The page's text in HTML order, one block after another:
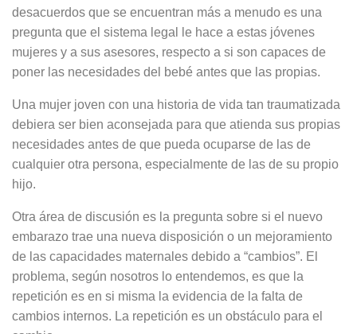
desacuerdos que se encuentran más a menudo es una
pregunta que el sistema legal le hace a estas jóvenes
mujeres y a sus asesores, respecto a si son capaces de
poner las necesidades del bebé antes que las propias.
Una mujer joven con una historia de vida tan traumatizada
debiera ser bien aconsejada para que atienda sus propias
necesidades antes de que pueda ocuparse de las de
cualquier otra persona, especialmente de las de su propio
hijo.
Otra área de discusión es la pregunta sobre si el nuevo
embarazo trae una nueva disposición o un mejoramiento
de las capacidades maternales debido a “cambios”. El
problema, según nosotros lo entendemos, es que la
repetición es en si misma la evidencia de la falta de
cambios internos. La repetición es un obstáculo para el